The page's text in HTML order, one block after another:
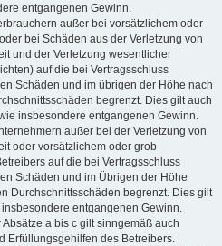
entgangenen Gewinn.
außer bei vorsätzlichem oder
bei Schäden aus der Verletzung von
und der Verletzung wesentlicher
auf die bei Vertragsschluss
Schäden und im übrigen der Höhe nach
begrenzt. Dies gilt auch
insbesondere entgangenen Gewinn.
außer bei der Verletzung von
oder vorsätzlichem oder grob
auf die bei Vertragsschluss
Schäden und im Übrigen der Höhe
Durchschnittsschäden begrenzt. Dies gilt
entgangenen Gewinn.
a bis c gilt sinngemäß auch
Erfüllungsgehilfen des Betreibers.